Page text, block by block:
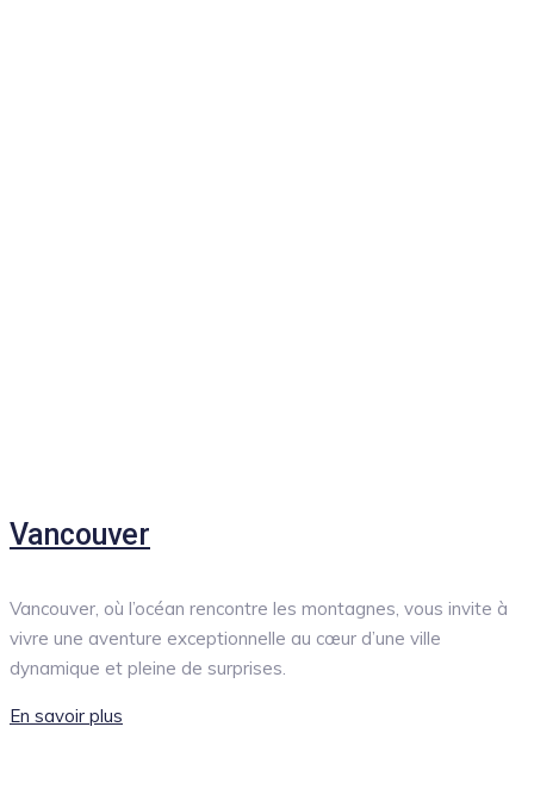
Vancouver
Vancouver, où l’océan rencontre les montagnes, vous invite à
vivre une aventure exceptionnelle au cœur d’une ville
dynamique et pleine de surprises.
En savoir plus